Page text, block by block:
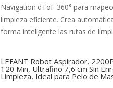
Navigation dToF 360° para
limpieza eficiente. Crea
forma inteligente las rutas de
LEFANT Robot Aspirador,
120 Min, Ultrafino 7,6 cm Sin
Limpieza, Ideal para Pelo de